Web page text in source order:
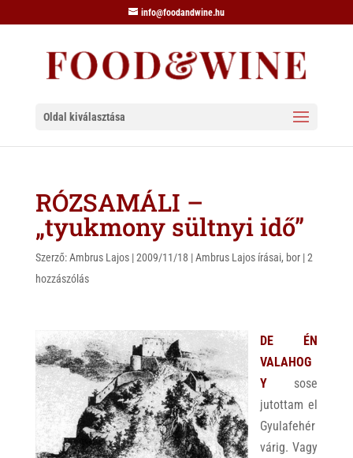
info@foodandwine.hu
Oldal kiválasztása
RÓZSAMÁLI –
„tyukmony sültnyi idő”
Szerző:Ambrus Lajos|2009/11/18 |Ambrus Lajos írásai, bor|2
hozzászólás
DE ÉN
VALAHOG
Ysose
jutottam el
Gyulafehér
várig. Vagy